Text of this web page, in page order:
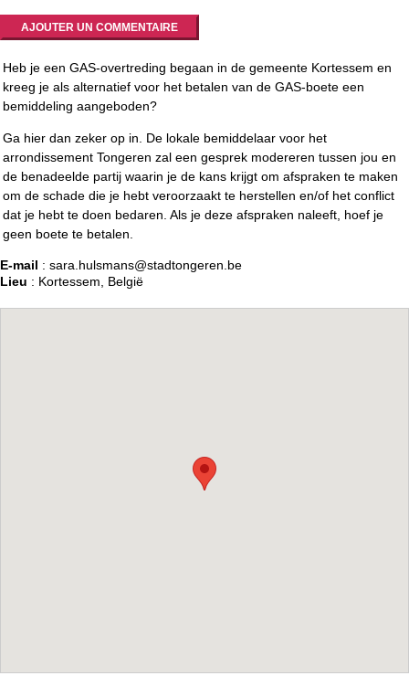
AJOUTER UN COMMENTAIRE
Heb je een GAS-overtreding begaan in de gemeente Kortessem en
kreeg je als alternatief voor het betalen van de GAS-boete een
bemiddeling aangeboden?
Ga hier dan zeker op in. De lokale bemiddelaar voor het
arrondissement Tongeren zal een gesprek modereren tussen jou en
de benadeelde partij waarin je de kans krijgt om afspraken te maken
om de schade die je hebt veroorzaakt te herstellen en/of het conflict
dat je hebt te doen bedaren. Als je deze afspraken naleeft, hoef je
geen boete te betalen.
E-mail : sara.hulsmans@stadtongeren.be
Lieu : Kortessem, België